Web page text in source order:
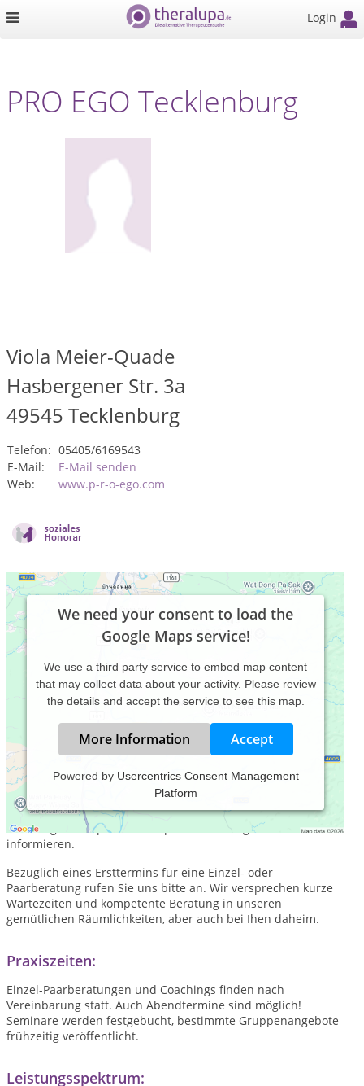
Login
PRO EGO Tecklenburg
Viola Meier-Quade
Hasbergener Str. 3a
49545 Tecklenburg
Telefon: 05405/6169543
E-Mail:
E-Mail senden
Web:
www.p-r-o-ego.com
We need your consent to load the
Google Maps service!
We use a third party service to embed map content
that may collect data about your activity. Please review
the details and accept the service to see this map.
More Information Accept
Powered by Usercentrics Consent Management
Platform
Wir freue uns, wenn Sie sich unsere Website:
ego.comanschauen und sich dort bezüglich unserer
Coachings und speziell konzipierten RT-Programme
informieren.
Bezüglich eines Ersttermins für eine Einzel- oder
Paarberatung rufen Sie uns bitte an. Wir versprechen kurze
Wartezeiten und kompetente Beratung in unseren
gemütlichen Räumlichkeiten, aber auch bei Ihen daheim.
Praxiszeiten:
Einzel-Paarberatungen und Coachings finden nach
Vereinbarung statt. Auch Abendtermine sind möglich!
Seminare werden festgebucht, bestimmte Gruppenangebote
frühzeitig veröffentlicht.
Leistungsspektrum: